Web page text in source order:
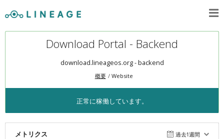
Download Portal - Backend
download.lineageos.org - backend
概要 Website
正常に稼働しています。
メトリクス 過去1週間